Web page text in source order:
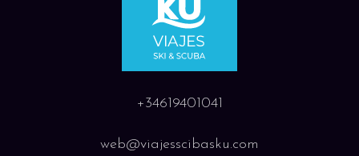
+34619401041
web@viajesscibasku.com